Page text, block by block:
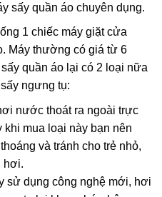
sấy quần áo chuyên dụng.
1 chiếc máy giặt cửa
Máy thường có giá từ 6
quần áo lại có 2 loại nữa
ngưng tụ:
nước thoát ra ngoài trực
mua loại này bạn nên
và tránh cho trẻ nhỏ,
hơi.
sử dụng công nghệ mới, hơi